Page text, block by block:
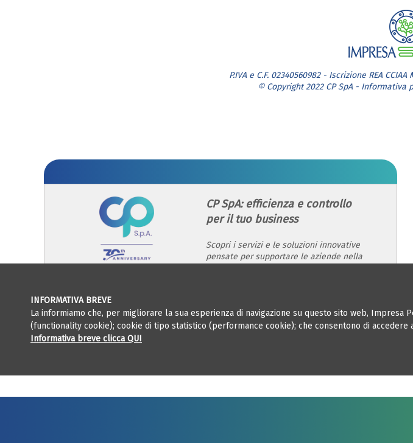
INFORMATIVA BREVE
La informiamo che, per migliorare la sua esperienza di navigazione su questo sito web,
(functionality cookie); cookie di tipo statistico (performance cookie); che consentono di accedere
Informativa breve clicca QUI
P.IVA e C.F. 02340560982 - Iscrizione REA
© Copyright 2022 CP SpA - Informativa
CP SpA: efficienza e controllo
per il tuo business
Scopri i servizi e le soluzioni innovative
pensate per supportare le aziende nella